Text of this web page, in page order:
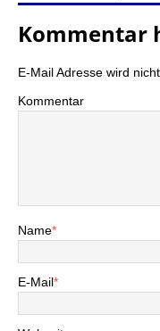
Kommentar
E-Mail Adresse wird
Kommentar
Name*
E-Mail*